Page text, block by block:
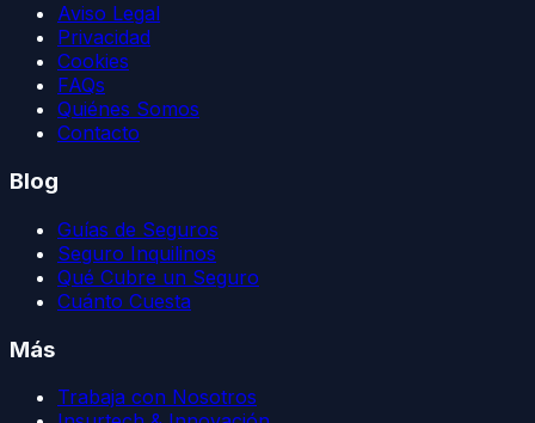
Aviso Legal
Privacidad
Cookies
FAQs
Quiénes Somos
Contacto
Blog
Guías de Seguros
Seguro Inquilinos
Qué Cubre un Seguro
Cuánto Cuesta
Más
Trabaja con Nosotros